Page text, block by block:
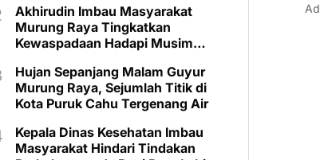
Akhirudin Imbau Masyarakat
Murung Raya Tingkatkan
Kewaspadaan Hadapi Musim
Hujan Sepanjang Malam Guyur
Murung Raya, Sejumlah Titik di
Kota Puruk Cahu Tergenang Air
Kepala Dinas Kesehatan Imbau
Masyarakat Hindari Tindakan
Ad